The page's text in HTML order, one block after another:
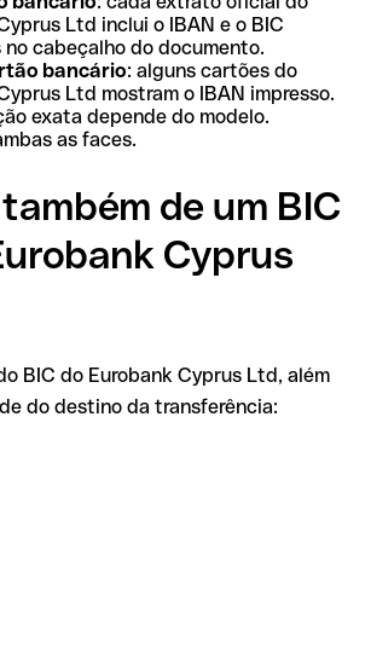
Ltd inclui o IBAN e o BIC
cabeçalho do documento.
bancário: alguns cartões do
Ltd mostram o IBAN impresso.
exata depende do modelo.
as faces.
de um BIC
Cyprus
BIC do Eurobank Cyprus Ltd, além
do destino da transferência: